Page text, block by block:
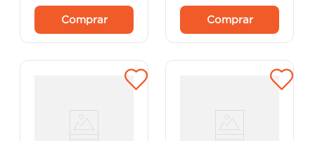
Comprar Comprar